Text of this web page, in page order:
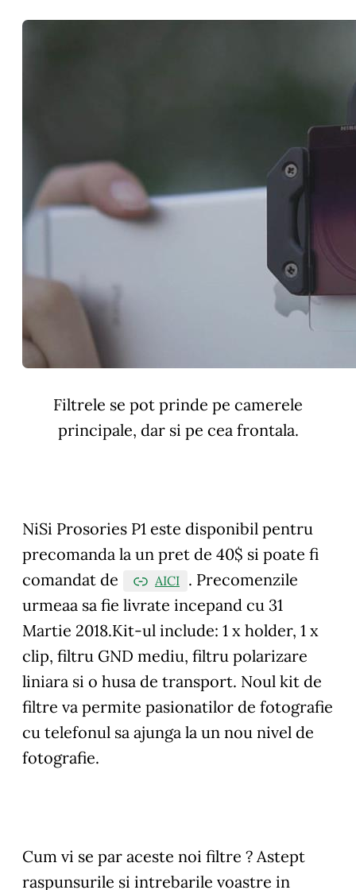
Filtrele se pot prinde pe camerele
principale, dar si pe cea frontala.
NiSi Prosories P1 este disponibil pentru
precomanda la un pret de 40$ si poate fi
comandat de
AICI . Precomenzile
urmeaa sa fie livrate incepand cu 31
Martie 2018.Kit-ul include: 1 x holder, 1 x
clip, filtru GND mediu, filtru polarizare
liniara si o husa de transport. Noul kit de
filtre va permite pasionatilor de fotografie
cu telefonul sa ajunga la un nou nivel de
fotografie.
Cum vi se par aceste noi filtre ? Astept
raspunsurile si intrebarile voastre in